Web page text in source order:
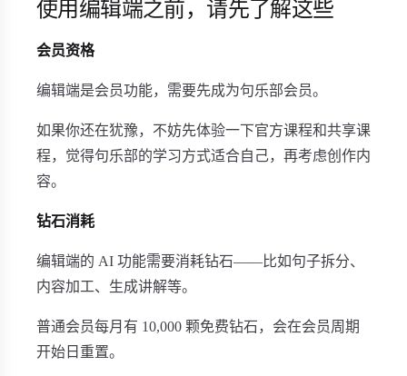
使用编辑端之前，请先了解这些
会员资格
编辑端是会员功能，需要先成为句乐部会员。
如果你还在犹豫，不妨先体验一下官方课程和共享课
程，觉得句乐部的学习方式适合自己，再考虑创作内
容。
钻石消耗
编辑端的 AI 功能需要消耗钻石——比如句子拆分、
内容加工、生成讲解等。
普通会员每月有 10,000 颗免费钻石，会在会员周期
开始日重置。